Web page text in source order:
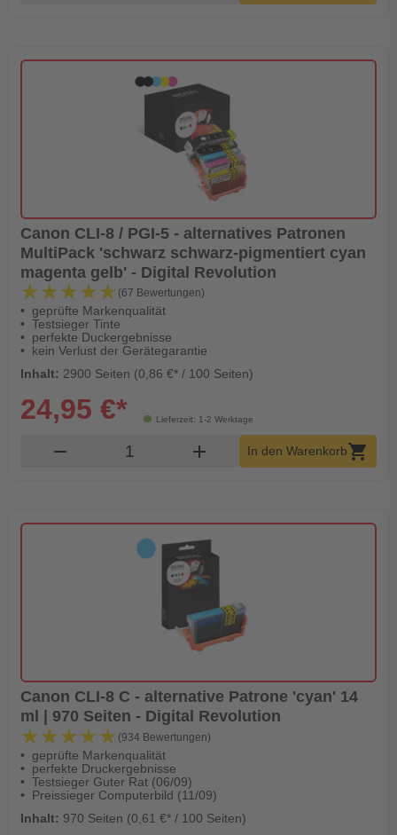
Canon CLI-8 / PGI-5 - alternatives Patronen
MultiPack 'schwarz schwarz-pigmentiert cyan
magenta gelb' - Digital Revolution
★★★★★
★★★★★ (67 Bewertungen)
geprüfte Markenqualität
Testsieger Tinte
perfekte Duckergebnisse
kein Verlust der Gerätegarantie
Inhalt: 2900 Seiten (0,86 €* / 100 Seiten)
Lieferzeit: 1-2 Werktage
24,95 €*
remove Produkt Warenkorb Menge
add In den Warenkorbshopping_cart
Canon CLI-8 C - alternative Patrone 'cyan' 14
ml | 970 Seiten - Digital Revolution
★★★★★
★★★★★ (934 Bewertungen)
geprüfte Markenqualität
perfekte Druckergebnisse
Testsieger Guter Rat (06/09)
Preissieger Computerbild (11/09)
Inhalt: 970 Seiten (0,61 €* / 100 Seiten)